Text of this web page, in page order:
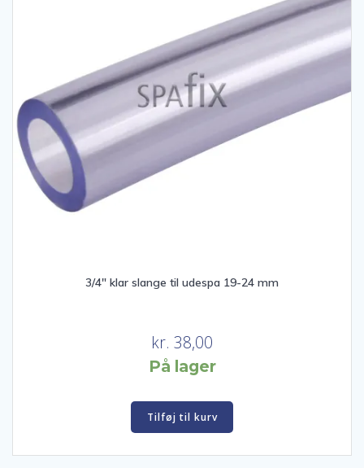
3/4″ klar slange til udespa 19-24 mm
kr. 38,00
På lager
Tilføj til kurv